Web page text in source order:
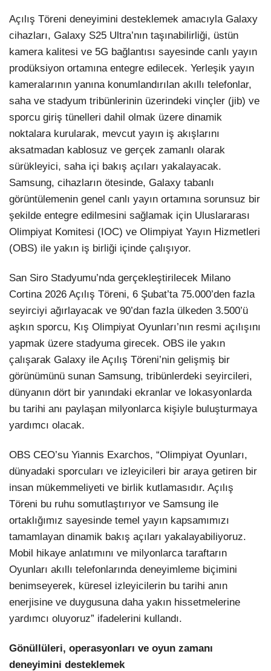
Açılış Töreni deneyimini desteklemek amacıyla Galaxy
cihazları, Galaxy S25 Ultra’nın taşınabilirliği, üstün
kamera kalitesi ve 5G bağlantısı sayesinde canlı yayın
prodüksiyon ortamına entegre edilecek. Yerleşik yayın
kameralarının yanına konumlandırılan akıllı telefonlar,
saha ve stadyum tribünlerinin üzerindeki vinçler (jib) ve
sporcu giriş tünelleri dahil olmak üzere dinamik
noktalara kurularak, mevcut yayın iş akışlarını
aksatmadan kablosuz ve gerçek zamanlı olarak
sürükleyici, saha içi bakış açıları yakalayacak.
Samsung, cihazların ötesinde, Galaxy tabanlı
görüntülemenin genel canlı yayın ortamına sorunsuz bir
şekilde entegre edilmesini sağlamak için Uluslararası
Olimpiyat Komitesi (IOC) ve Olimpiyat Yayın Hizmetleri
(OBS) ile yakın iş birliği içinde çalışıyor.
San Siro Stadyumu’nda gerçekleştirilecek Milano
Cortina 2026 Açılış Töreni, 6 Şubat’ta 75.000’den fazla
seyirciyi ağırlayacak ve 90’dan fazla ülkeden 3.500’ü
aşkın sporcu, Kış Olimpiyat Oyunları’nın resmi açılışını
yapmak üzere stadyuma girecek. OBS ile yakın
çalışarak Galaxy ile Açılış Töreni’nin gelişmiş bir
görünümünü sunan Samsung, tribünlerdeki seyircileri,
dünyanın dört bir yanındaki ekranlar ve lokasyonlarda
bu tarihi anı paylaşan milyonlarca kişiyle buluşturmaya
yardımcı olacak.
OBS CEO’su Yiannis Exarchos, “Olimpiyat Oyunları,
dünyadaki sporcuları ve izleyicileri bir araya getiren bir
insan mükemmeliyeti ve birlik kutlamasıdır. Açılış
Töreni bu ruhu somutlaştırıyor ve Samsung ile
ortaklığımız sayesinde temel yayın kapsamımızı
tamamlayan dinamik bakış açıları yakalayabiliyoruz.
Mobil hikaye anlatımını ve milyonlarca taraftarın
Oyunları akıllı telefonlarında deneyimleme biçimini
benimseyerek, küresel izleyicilerin bu tarihi anın
enerjisine ve duygusuna daha yakın hissetmelerine
yardımcı oluyoruz” ifadelerini kullandı.
Gönüllüleri, operasyonları ve oyun zamanı
deneyimini desteklemek